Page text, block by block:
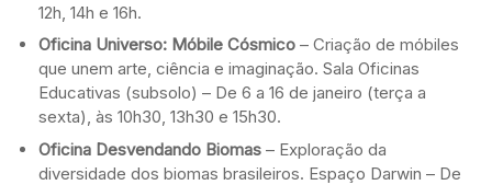
12h, 14h e 16h.
Oficina Universo: Móbile Cósmico – Criação de móbiles
que unem arte, ciência e imaginação. Sala Oficinas
Educativas (subsolo) – De 6 a 16 de janeiro (terça a
sexta), às 10h30, 13h30 e 15h30.
Oficina Desvendando Biomas – Exploração da
diversidade dos biomas brasileiros. Espaço Darwin – De